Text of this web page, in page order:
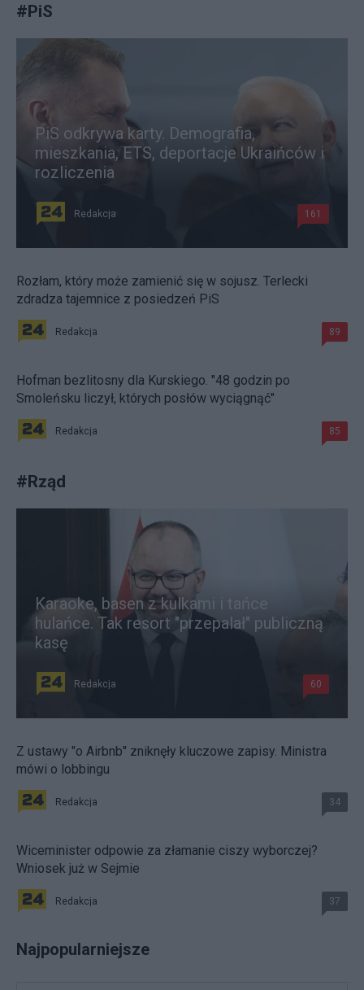
#PiS
PiS odkrywa karty. Demografia,
mieszkania, ETS, deportacje Ukraińców i
rozliczenia
Redakcja 161
Rozłam, który może zamienić się w sojusz. Terlecki
zdradza tajemnice z posiedzeń PiS
Redakcja 89
Hofman bezlitosny dla Kurskiego. "48 godzin po
Smoleńsku liczył, których posłów wyciągnąć"
Redakcja 85
#Rząd
Karaoke, basen z kulkami i tańce
hulańce. Tak resort "przepalał" publiczną
kasę
Redakcja 60
Z ustawy "o Airbnb" zniknęły kluczowe zapisy. Ministra
mówi o lobbingu
Redakcja 34
Wiceminister odpowie za złamanie ciszy wyborczej?
Wniosek już w Sejmie
Redakcja 37
Najpopularniejsze